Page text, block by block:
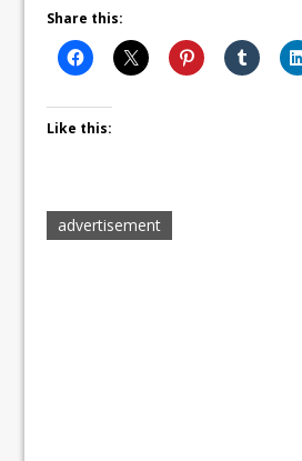
Share this:
Like this:
advertisement